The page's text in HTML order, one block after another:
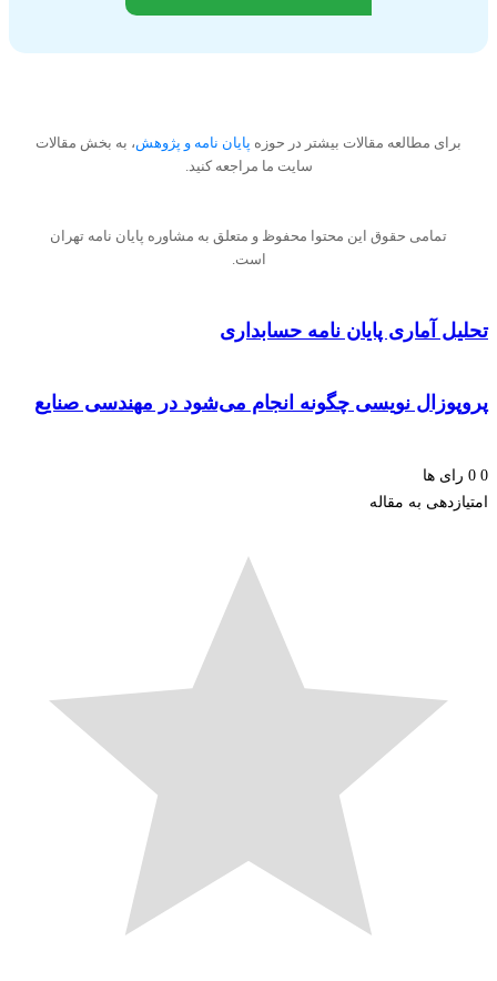
برای مطالعه مقالات بیشتر در حوزه پایان نامه و پژوهش ، به بخش مقالات
سایت ما مراجعه کنید.
تمامی حقوق این محتوا محفوظ و متعلق به مشاوره پایان نامه تهران
آماری پایان نامه حسابداری
نویسی چگونه انجام می‌شود در مهندسی صنایع
ها
به مقاله